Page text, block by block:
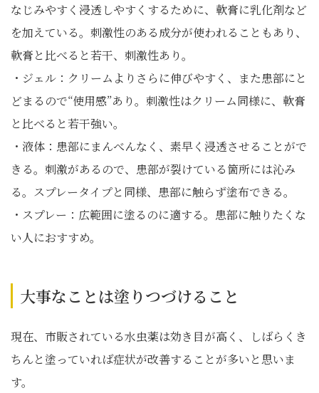
なじみやすく浸透しやすくするために、軟膏に乳化剤など
を加えている。刺激性のある成分が使われることもあり、
軟膏と比べると若干、刺激性あり。
・ジェル：クリームよりさらに伸びやすく、また患部にと
どまるので“使用感”あり。刺激性はクリーム同様に、軟膏
と比べると若干強い。
・液体：患部にまんべんなく、素早く浸透させることがで
きる。刺激があるので、患部が裂けている箇所には沁み
る。スプレータイプと同様、患部に触らず塗布できる。
・スプレー：広範囲に塗るのに適する。患部に触りたくな
い人におすすめ。
大事なことは塗りつづけること
現在、市販されている水虫薬は効き目が高く、しばらくき
ちんと塗っていれば症状が改善することが多いと思いま
す。